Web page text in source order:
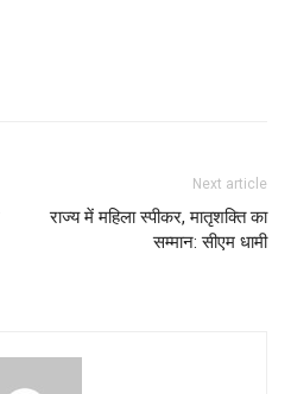
Next article
राज्य में महिला स्पीकर, मातृशक्ति का
सम्मान: सीएम धामी